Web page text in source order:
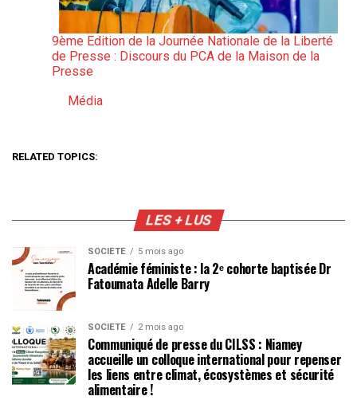
9ème Edition de la Journée Nationale de la Liberté
de Presse : Discours du PCA de la Maison de la
Presse
Par rapport à
Média
RELATED TOPICS:
LES + LUS
SOCIÉTÉ 5 mois ago
Académie féministe : la 2ᵉ cohorte baptisée Dr
Fatoumata Adelle Barry
SOCIÉTÉ 2 mois ago
Communiqué de presse du CILSS : Niamey
accueille un colloque international pour repenser
les liens entre climat, écosystèmes et sécurité
alimentaire !